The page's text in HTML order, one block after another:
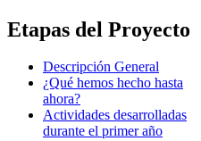
Etapas del Proyecto
Descripción General
¿Qué hemos hecho hasta
ahora?
Actividades desarrolladas
durante el primer año